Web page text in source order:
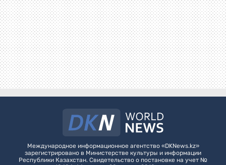
Международное информационное агентство «DKNews.kz»
зарегистрировано в Министерстве культуры и информации
Республики Казахстан. Свидетельство о постановке на учет №